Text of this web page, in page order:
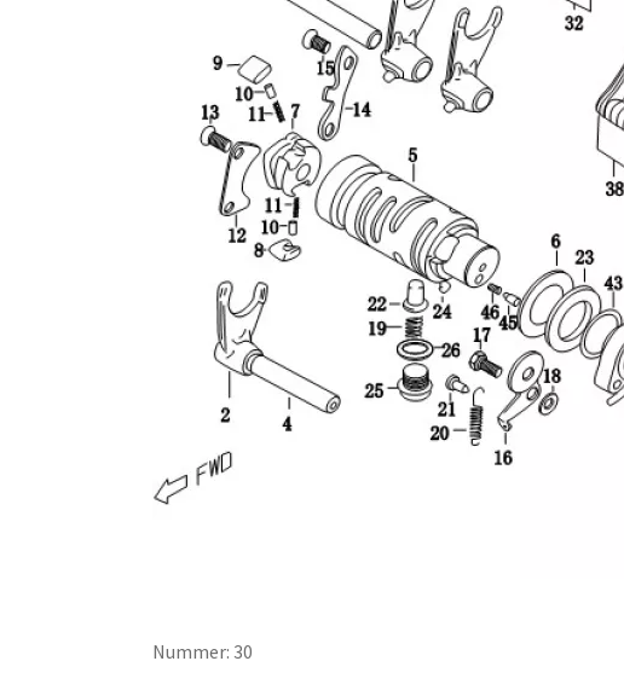
Nummer: 30